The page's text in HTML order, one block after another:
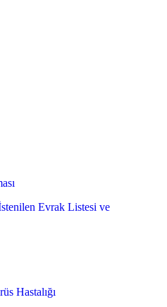
Evrak Listesi ve
Hastalığı